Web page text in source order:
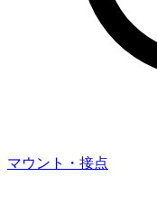
マウント・接点